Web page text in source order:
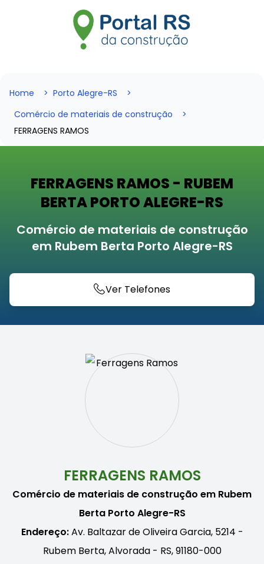
Home
Porto Alegre-RS
Comércio de materiais de construção
FERRAGENS RAMOS
FERRAGENS RAMOS - RUBEM
BERTA PORTO ALEGRE-RS
Comércio de materiais de construção
em Rubem Berta Porto Alegre-RS
Ver Telefones
FERRAGENS RAMOS
Comércio de materiais de construção em Rubem
Berta Porto Alegre-RS
Endereço:Av. Baltazar de Oliveira Garcia, 5214 -
Rubem Berta, Alvorada - RS, 91180-000